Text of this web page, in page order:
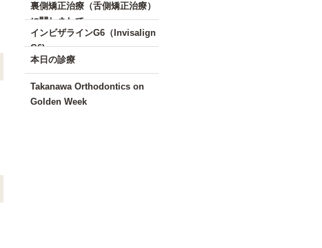
裏側矯正治療（舌側矯正治療）
に関しまして
インビザラインG6（Invisalign
G6)
本日の診療
Takanawa Orthodontics on
Golden Week